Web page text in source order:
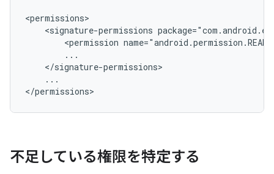
<signature-permissions
<permission
...
不足している権限を特定する